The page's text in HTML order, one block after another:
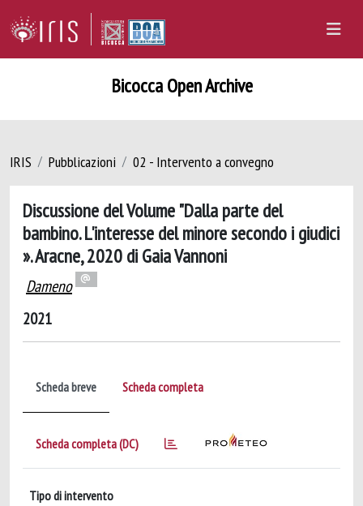
Bicocca Open Archive
IRIS Pubblicazioni 02 - Intervento a convegno
Discussione del Volume "Dalla parte del
bambino. L'interesse del minore secondo i giudici
». Aracne, 2020 di Gaia Vannoni
Dameno
2021
Scheda breve Scheda completa
Scheda completa (DC)
Tipo di intervento